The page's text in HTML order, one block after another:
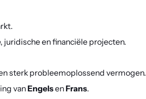
en financiële projecten.
sterk probleemoplossend vermogen.
vanEngelsenFrans.